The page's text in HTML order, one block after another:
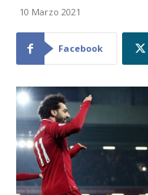
10 Marzo 2021
Facebook